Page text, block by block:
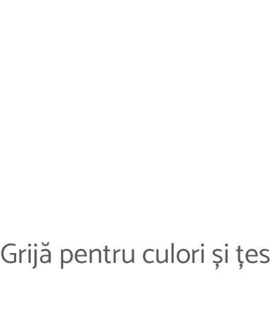
Grijă pentru culori și